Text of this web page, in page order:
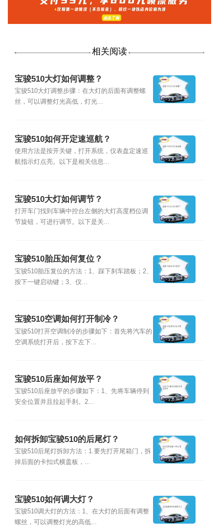
相关阅读
宝骏510大灯如何调整？
宝骏510大灯调整步骤：在大灯的后面有调整螺
丝，可以调整灯光高低，灯光...
宝骏510如何开定速巡航？
使用方法是按开关键，打开系统，仪表盘定速巡
航指示灯点亮。以下是相关信息...
宝骏510大灯如何调节？
打开车门找到车辆中控台左侧的大灯高度档位调
节旋钮，可进行调节。以下是关...
宝骏510胎压如何复位？
宝骏510胎压复位的方法：1、踩下刹车踏板；2、
按下一键启动键；3、仪...
宝骏510空调如何打开制冷？
宝骏510打开空调制冷的步骤如下：首先将汽车的
空调系统打开后，按下左下...
宝骏510后座如何放平？
宝骏510后座放平的步骤如下：1、先将车辆停到
安全位置并且拉起手刹。2...
如何拆卸宝骏510的后尾灯？
宝骏510后尾灯拆卸方法：1.要先打开尾箱门，拆
掉后面的卡扣式横盖板，...
宝骏510如何调大灯？
宝骏510调大灯的方法：1、在大灯的后面有调整
螺丝，可以调整灯光的高低...